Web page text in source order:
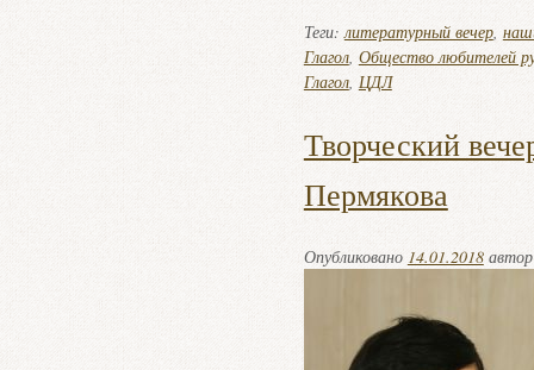
Теги:литературный вечер,
Глагол, Общество любителей
Глагол, ЦДЛ
Творческий
Пермякова
Опубликовано 14.01.2018